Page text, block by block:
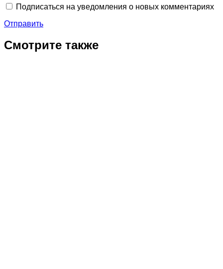
Подписаться на уведомления о новых комментариях
Отправить
Смотрите также